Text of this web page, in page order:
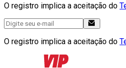
O registro implica a aceitação do
O registro implica a aceitação do